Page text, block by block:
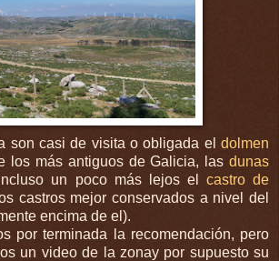
son casi de visita o obligada el dolmen
los más antiguos de Galicia, lasdunas
un poco más lejos el castro de
castros mejor conservados a nivel del
encima de el).
por terminada la recomendación, pero
un video de la zonay por supuesto su